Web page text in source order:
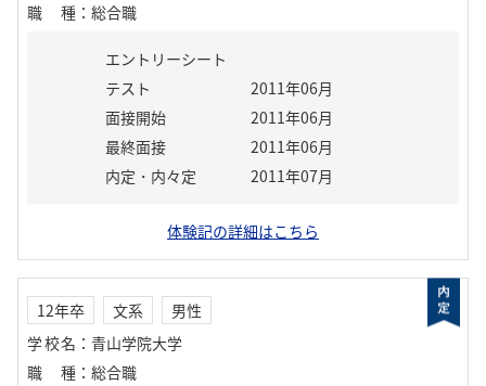
職種 ： 総合職
エントリーシート
テスト
2011年06月
面接開始
2011年06月
最終面接
2011年06月
内定・内々定
2011年07月
体験記の詳細はこちら
12年卒 文系
男性
学校名 ： 青山学院大学
職種 ： 総合職